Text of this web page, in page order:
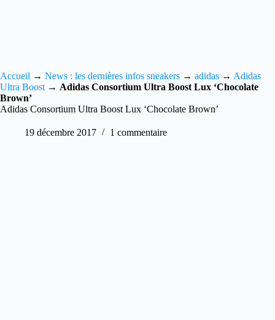
Accueil → News : les dernières infos sneakers → adidas → Adidas
Ultra Boost → Adidas Consortium Ultra Boost Lux ‘Chocolate
Brown’
Adidas Consortium Ultra Boost Lux ‘Chocolate Brown’
19 décembre 2017 1 commentaire